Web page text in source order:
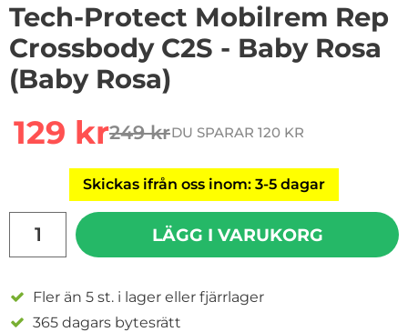
Tech-Protect Mobilrem Rep
Crossbody C2S - Baby Rosa
(Baby Rosa)
rea pris
129 krtidigare pris
249 krDU SPARAR 120 KR
Skickas ifrån oss inom: 3-5 dagar
LÄGG I VARUKORG
Fler än 5 st. i lager eller fjärrlager
365 dagars bytesrätt